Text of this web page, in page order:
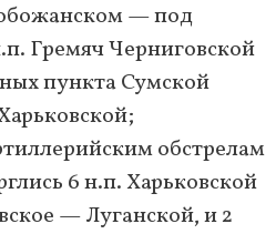
— под
Гремяч Черниговской
пункта Сумской
обстрелам
6 н.п. Харьковской
— Луганской, и 2